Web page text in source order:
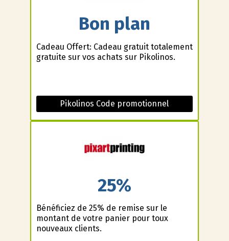
Bon plan
Cadeau Offert: Cadeau gratuit totalement
gratuite sur vos achats sur Pikolinos.
Pikolinos Code promotionnel
25%
Bénéficiez de 25% de remise sur le
montant de votre panier pour toux
nouveaux clients.